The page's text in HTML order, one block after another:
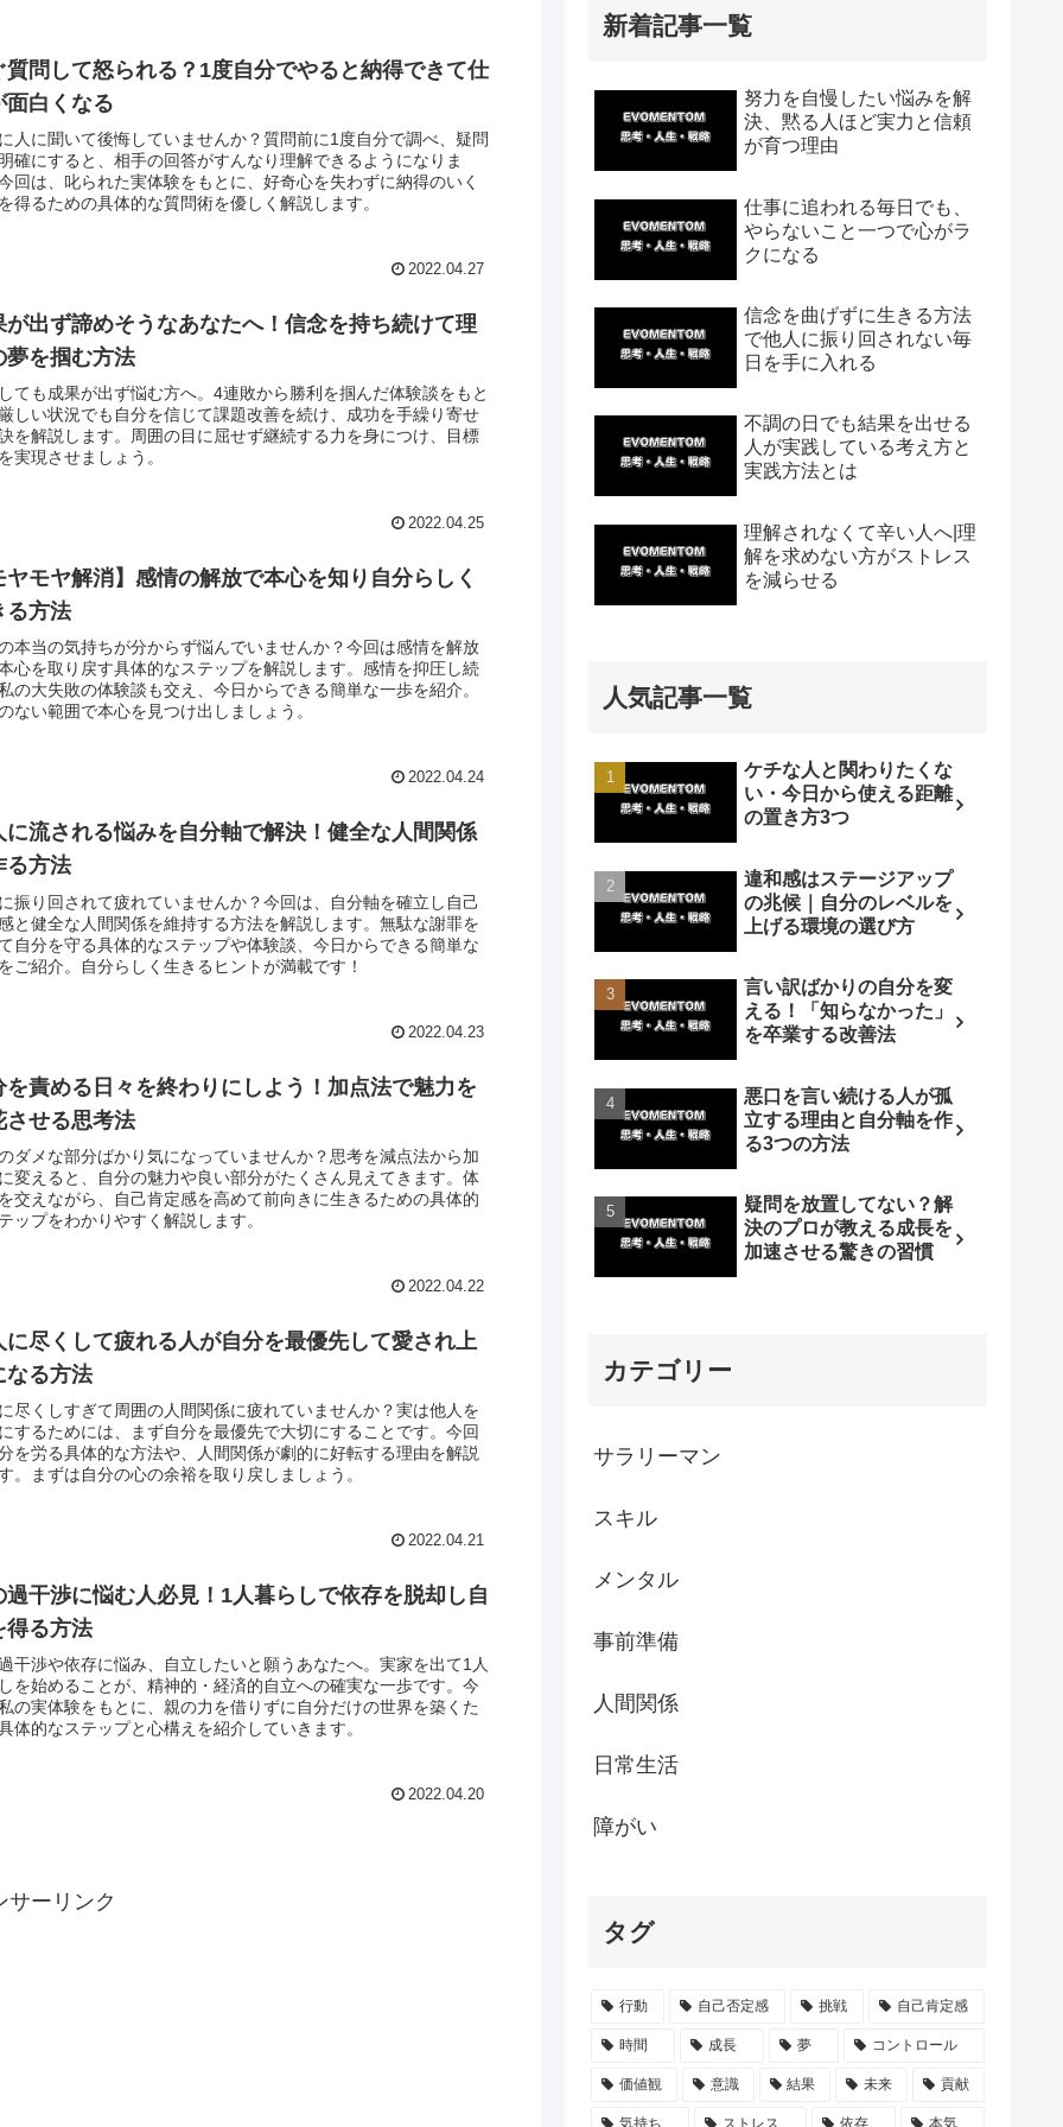
質問して怒られる？1度自分でやると納得できて仕
面白くなる
人に聞いて後悔していませんか？質問前に1度自分で調べ、疑問
確にすると、相手の回答がすんなり理解できるようになりま
回は、叱られた実体験をもとに、好奇心を失わずに納得のいく
得るための具体的な質問術を優しく解説します。
2022.04.27
が出ず諦めそうなあなたへ！信念を持ち続けて理
夢を掴む方法
ても成果が出ず悩む方へ。4連敗から勝利を掴んだ体験談をもと
しい状況でも自分を信じて課題改善を続け、成功を手繰り寄せ
を解説します。周囲の目に屈せず継続する力を身につけ、目標
実現させましょう。
2022.04.25
ヤモヤ解消】感情の解放で本心を知り自分らしく
る方法
本当の気持ちが分からず悩んでいませんか？今回は感情を解放
心を取り戻す具体的なステップを解説します。感情を抑圧し続
の大失敗の体験談も交え、今日からできる簡単な一歩を紹介。
ない範囲で本心を見つけ出しましょう。
2022.04.24
に流される悩みを自分軸で解決！健全な人間関係
る方法
振り回されて疲れていませんか？今回は、自分軸を確立し自己
と健全な人間関係を維持する方法を解説します。無駄な謝罪を
自分を守る具体的なステップや体験談、今日からできる簡単な
ご紹介。自分らしく生きるヒントが満載です！
2022.04.23
を責める日々を終わりにしよう！加点法で魅力を
させる思考法
ダメな部分ばかり気になっていませんか？思考を減点法から加
変えると、自分の魅力や良い部分がたくさん見えてきます。体
交えながら、自己肯定感を高めて前向きに生きるための具体的
ップをわかりやすく解説します。
2022.04.22
に尽くして疲れる人が自分を最優先して愛され上
なる方法
尽くしすぎて周囲の人間関係に疲れていませんか？実は他人を
するためには、まず自分を最優先で大切にすることです。今回
を労る具体的な方法や、人間関係が劇的に好転する理由を解説
。まずは自分の心の余裕を取り戻しましょう。
2022.04.21
過干渉に悩む人必見！1人暮らしで依存を脱却し自
得る方法
干渉や依存に悩み、自立したいと願うあなたへ。実家を出て1人
を始めることが、精神的・経済的自立への確実な一歩です。今
の実体験をもとに、親の力を借りずに自分だけの世界を築くた
体的なステップと心構えを紹介していきます。
2022.04.20
サーリンク
新着記事一覧
努力を自慢したい悩みを解
決、黙る人ほど実力と信頼
が育つ理由
仕事に追われる毎日でも、
やらないこと一つで心がラ
クになる
信念を曲げずに生きる方法
で他人に振り回されない毎
日を手に入れる
不調の日でも結果を出せる
人が実践している考え方と
実践方法とは
理解されなくて辛い人へ|理
解を求めない方がストレス
を減らせる
人気記事一覧
ケチな人と関わりたくな
い・今日から使える距離
の置き方3つ
違和感はステージアップ
の兆候｜自分のレベルを
上げる環境の選び方
言い訳ばかりの自分を変
える！「知らなかった」
を卒業する改善法
悪口を言い続ける人が孤
立する理由と自分軸を作
る3つの方法
疑問を放置してない？解
決のプロが教える成長を
加速させる驚きの習慣
カテゴリー
サラリーマン
スキル
メンタル
事前準備
人間関係
日常生活
障がい
タグ
行動 自己否定感 挑戦 自己肯定感
時間 成長 夢 コントロール
価値観 意識 結果 未来 貢献